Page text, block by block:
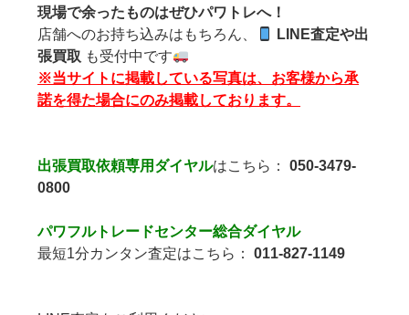
現場で余ったものはぜひパワトレへ！
店舗へのお持ち込みはもちろん、
LINE査定や出
張買取 も受付中です
※当サイトに掲載している写真は、お客様から承
諾を得た場合にのみ掲載しております。
出張買取依頼専用ダイヤルはこちら：050-3479-
0800
パワフルトレードセンター総合ダイヤル
最短1分カンタン査定はこちら：011-827-1149